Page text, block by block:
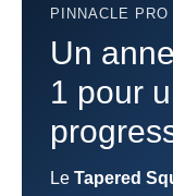
PINNACLE PRO
Un
1 pour
Le Tapered